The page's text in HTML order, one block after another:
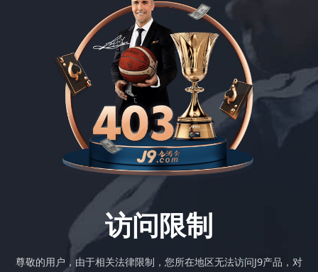
访问限制
尊敬的用户，由于相关法律限制，您所在地区无法访问J9产品，对